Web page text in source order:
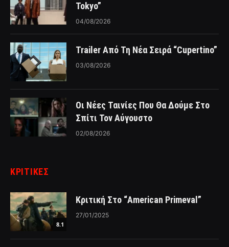
Tokyo”
04/08/2026
Trailer Από Τη Νέα Σειρά “Cupertino”
03/08/2026
Οι Νέες Ταινίες Που Θα Δούμε Στο
Σπίτι Τον Αύγουστο
02/08/2026
ΚΡΙΤΙΚΈΣ
8.1
Κριτική Στο “American Primeval”
27/01/2025